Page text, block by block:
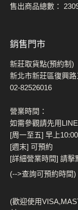
售出商品總數：
銷售門市
新莊取貨點(預約制)
新北市新莊區復興
02-82526016
營業時間：
如需參觀請先用
[周一至五] 早上
[週末] 可預約
[詳細營業時間] 請擊
(-->查詢可預約時間)
(歡迎使用